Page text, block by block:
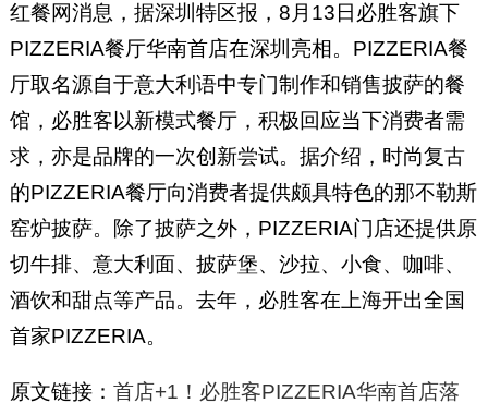
红餐网消息，据深圳特区报，8月13日必胜客旗下
PIZZERIA餐厅华南首店在深圳亮相。PIZZERIA餐
厅取名源自于意大利语中专门制作和销售披萨的餐
馆，必胜客以新模式餐厅，积极回应当下消费者需
求，亦是品牌的一次创新尝试。据介绍，时尚复古
的PIZZERIA餐厅向消费者提供颇具特色的那不勒斯
窑炉披萨。除了披萨之外，PIZZERIA门店还提供原
切牛排、意大利面、披萨堡、沙拉、小食、咖啡、
酒饮和甜点等产品。去年，必胜客在上海开出全国
首家PIZZERIA。
原文链接： 首店+1！必胜客PIZZERIA华南首店落